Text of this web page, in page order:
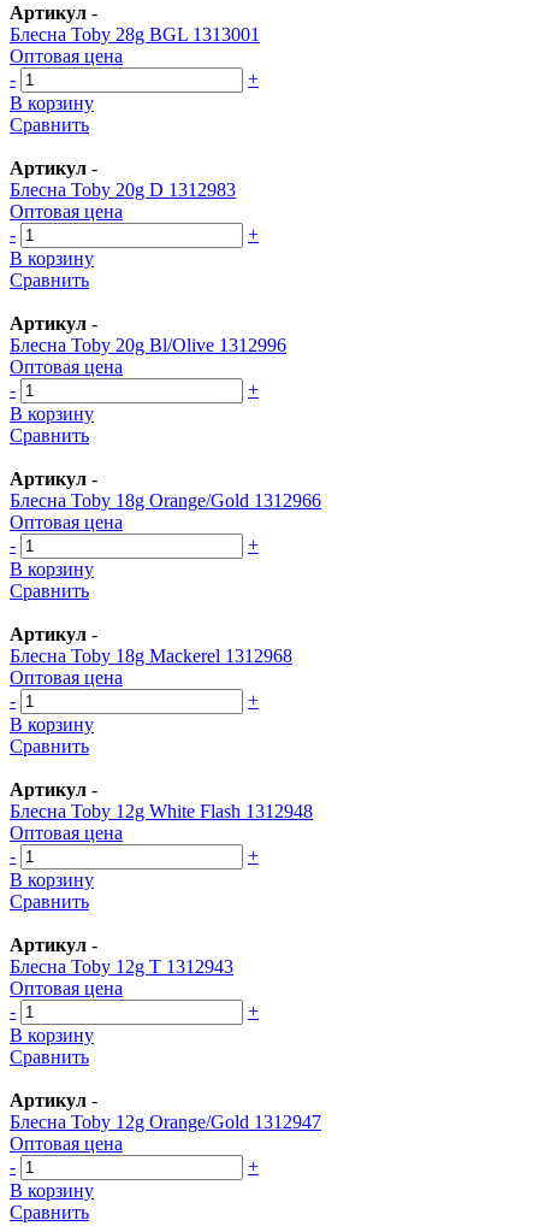
Артикул -
Блесна Toby 28g BGL 1313001
Оптовая цена
-
+
В корзину
Сравнить
Артикул -
Блесна Toby 20g D 1312983
Оптовая цена
-
+
В корзину
Сравнить
Артикул -
Блесна Toby 20g Bl/Olive 1312996
Оптовая цена
-
+
В корзину
Сравнить
Артикул -
Блесна Toby 18g Orange/Gold 1312966
Оптовая цена
-
+
В корзину
Сравнить
Артикул -
Блесна Toby 18g Mackerel 1312968
Оптовая цена
-
+
В корзину
Сравнить
Артикул -
Блесна Toby 12g White Flash 1312948
Оптовая цена
-
+
В корзину
Сравнить
Артикул -
Блесна Toby 12g T 1312943
Оптовая цена
-
+
В корзину
Сравнить
Артикул -
Блесна Toby 12g Orange/Gold 1312947
Оптовая цена
-
+
В корзину
Сравнить